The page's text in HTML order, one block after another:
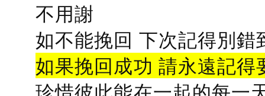
不用謝
如不能挽回 下次記得別錯
如果挽回成功 請永遠記得